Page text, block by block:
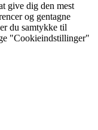
give dig den mest
og gentagne
du samtykke til
"Cookieindstillinger"